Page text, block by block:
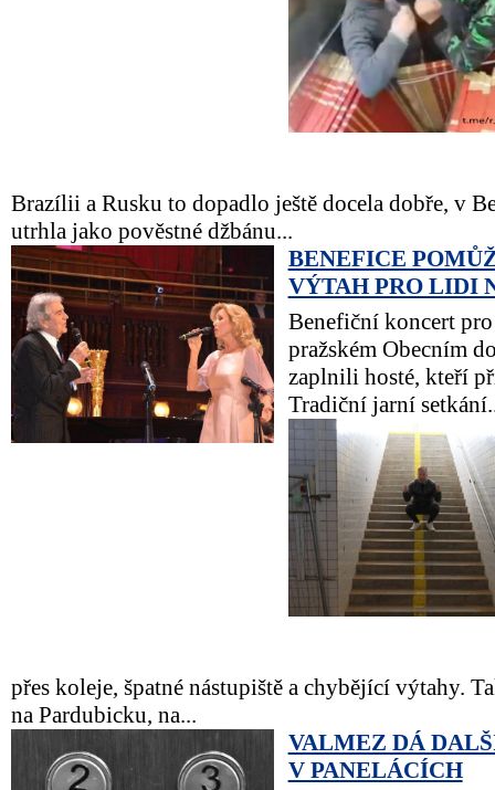
Brazílii a Rusku to dopadlo ještě docela dobře, v
utrhla jako pověstné džbánu...
BENEFICE
VÝTAH PRO LIDI
Benefiční koncert
pražském Obecním
zaplnili hosté, kteří
Tradiční jarní
přes koleje, špatné nástupiště a chybějící výtahy.
na Pardubicku, na...
VALMEZ DÁ
V PANELÁCÍCH